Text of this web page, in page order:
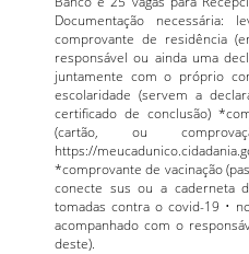
Documentação necessária:
comprovante de residência
responsável ou ainda uma
juntamente com o próprio
escolaridade (servem a
certificado de conclusão)
(cartão, ou
https://
*comprovante de vacinação
conecte sus ou a caderneta
tomadas contra o covid-19 •
acompanhado com o
deste).